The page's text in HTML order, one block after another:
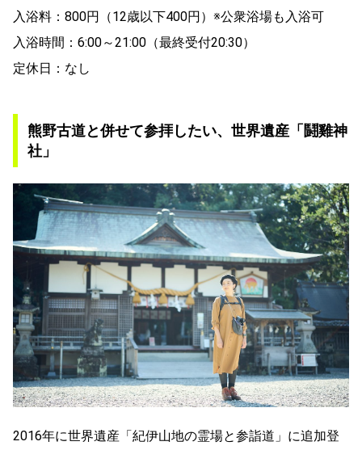
入浴料：800円（12歳以下400円）※公衆浴場も入浴可
入浴時間：6:00～21:00（最終受付20:30）
定休日：なし
熊野古道と併せて参拝したい、世界遺産「鬪雞神
社」
2016年に世界遺産「紀伊山地の霊場と参詣道」に追加登